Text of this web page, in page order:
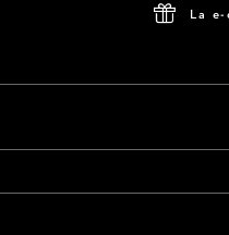
La e-